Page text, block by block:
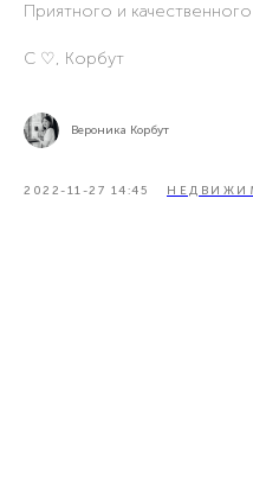
Приятного и
С ♡, Корбут
Вероника Корбут
2022-11-27 14:45